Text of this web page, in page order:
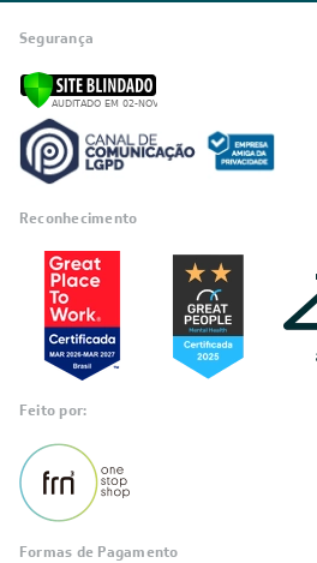
Segurança
Reconhecimento
Feito por:
Formas de Pagamento